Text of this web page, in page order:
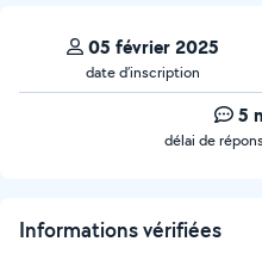
05 février 2025
date d’inscription
5
délai de
Informations vérifiées